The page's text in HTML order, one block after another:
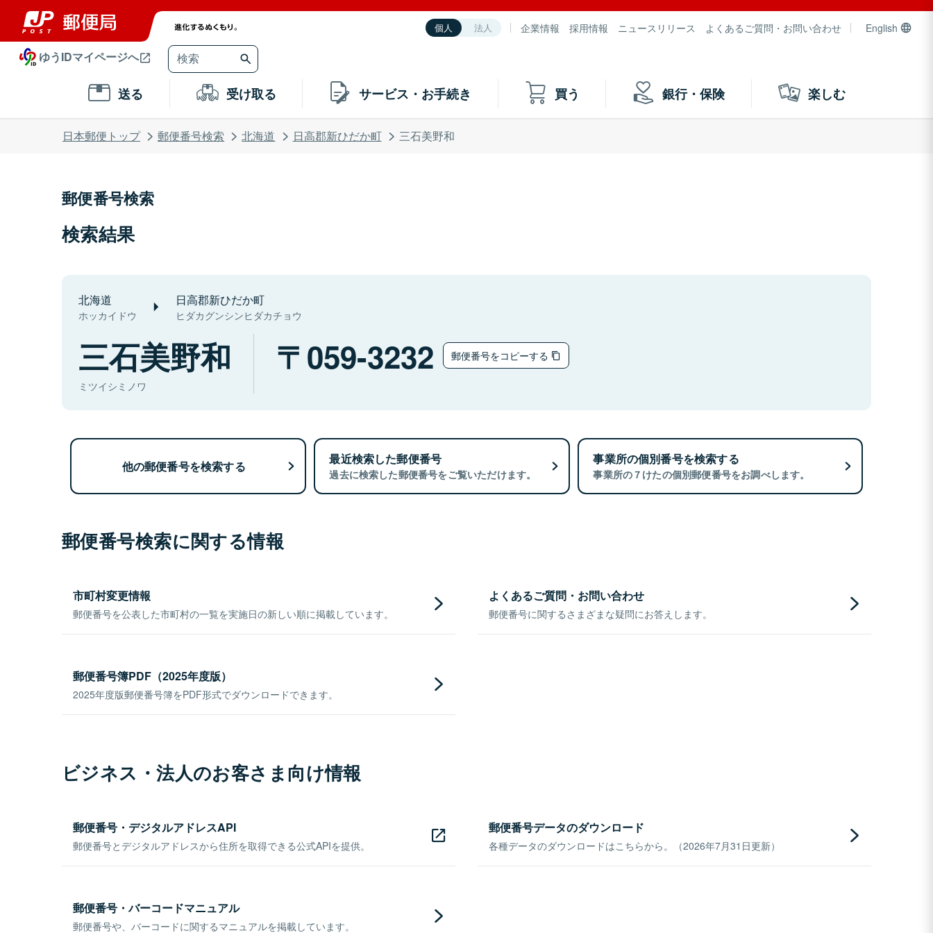
個人 法人 企業情報 採用情報 ニュースリリース よくあるご質問・お問い合わせ English
ゆうIDマイページへ
送る 受け取る サービス・お手続き 買う 銀行・保険 楽しむ
日本郵便トップ 郵便番号検索 北海道 日高郡新ひだか町 三石美野和
郵便番号検索
検索結果
北海道
ホッカイドウ
日高郡新ひだか町
ヒダカグンシンヒダカチョウ
三石美野和
ミツイシミノワ
059-3232 郵便番号をコピーする
他の郵便番号を検索する 最近検索した郵便番号
過去に検索した郵便番号をご覧いただけます。
事業所の個別番号を検索する
事業所の７けたの個別郵便番号をお調べします。
郵便番号検索に関する情報
市町村変更情報
郵便番号を公表した市町村の一覧を実施日の新しい順に掲載しています。
よくあるご質問・お問い合わせ
郵便番号に関するさまざまな疑問にお答えします。
郵便番号簿PDF（2025年度版）
2025年度版郵便番号簿をPDF形式でダウンロードできます。
ビジネス・法人のお客さま向け情報
郵便番号・デジタルアドレスAPI
郵便番号とデジタルアドレスから住所を取得できる公式APIを提供。
郵便番号データのダウンロード
各種データのダウンロードはこちらから。（2026年7月31日更新）
郵便番号・バーコードマニュアル
郵便番号や、バーコードに関するマニュアルを掲載しています。